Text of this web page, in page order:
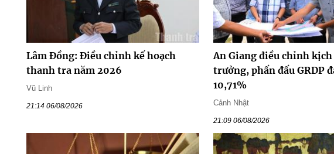
Lâm Đồng: Điều chỉnh kế hoạch
thanh tra năm 2026
Vũ Linh
21:14 06/08/2026
An Giang điều chỉnh
trưởng, phấn đấu GRDP
10,71%
Cảnh Nhật
21:09 06/08/2026